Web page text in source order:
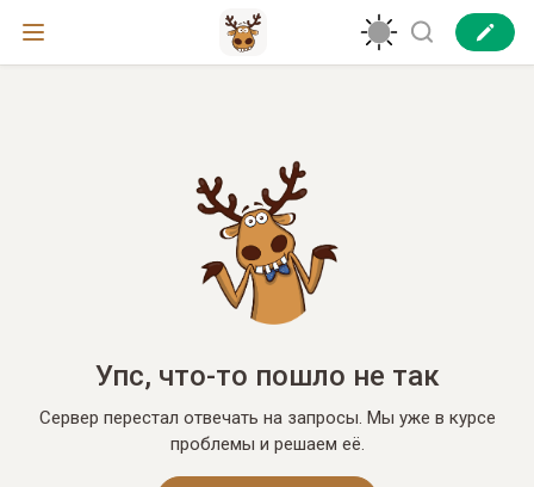
Упс, что-то пошло не так
Сервер перестал отвечать на запросы. Мы уже в курсе
проблемы и решаем её.